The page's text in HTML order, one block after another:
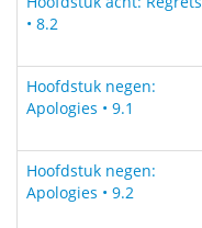
• 8.2
Hoofdstuk negen:
Apologies • 9.1
Hoofdstuk negen:
Apologies • 9.2